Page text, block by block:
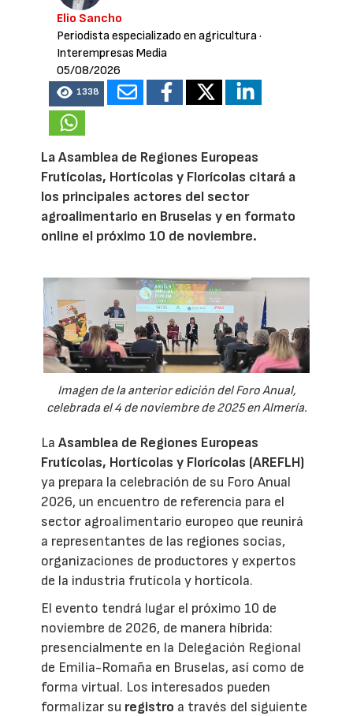
Elio Sancho
Periodista especializado en agricultura·
Interempresas Media
05/08/2026
1338
La Asamblea de Regiones Europeas
Frutícolas, Hortícolas y Florícolas citará a
los principales actores del sector
agroalimentario en Bruselas y en formato
online el próximo 10 de noviembre.
Imagen de la anterior edición del Foro Anual,
celebrada el 4 de noviembre de 2025 en Almería.
LaAsamblea de Regiones Europeas
Frutícolas, Hortícolas y Florícolas (AREFLH)
ya prepara la celebración de su Foro Anual
2026, un encuentro de referencia para el
sector agroalimentario europeo que reunirá
a representantes de las regiones socias,
organizaciones de productores y expertos
de la industria frutícola y hortícola.
El evento tendrá lugar el próximo 10 de
noviembre de 2026, de manera híbrida:
presencialmente en la Delegación Regional
de Emilia-Romaña en Bruselas, así como de
forma virtual. Los interesados pueden
formalizar su registro a través del siguiente